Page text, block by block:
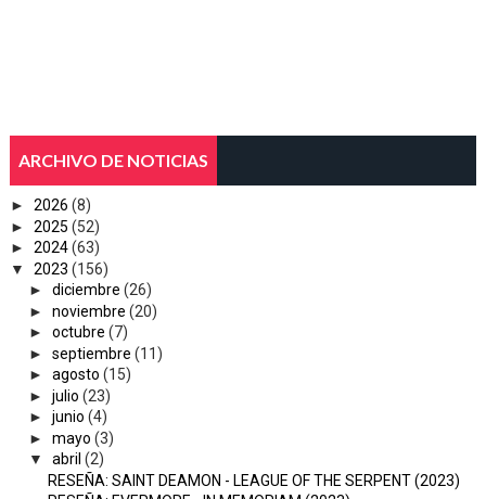
ARCHIVO DE NOTICIAS
► 2026 (8)
► 2025 (52)
► 2024(63)
▼
2023 (156)
► diciembre (26)
► noviembre (20)
► octubre (7)
► septiembre (11)
► agosto (15)
► julio (23)
► junio (4)
► mayo (3)
▼
abril (2)
RESEÑA: SAINT DEAMON - LEAGUE OF THE SERPENT (2023)